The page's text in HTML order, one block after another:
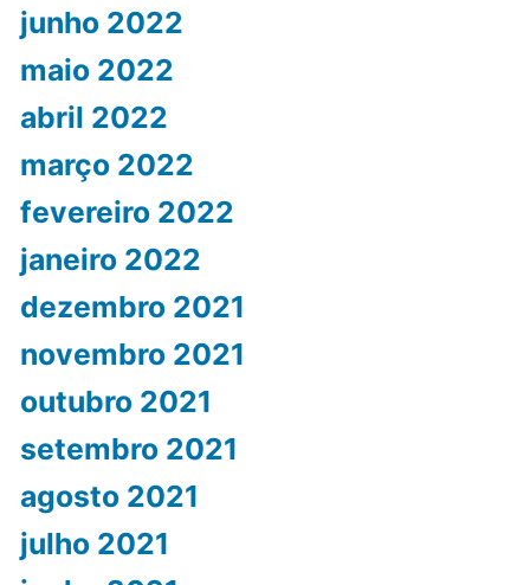
junho 2022
maio 2022
abril 2022
março 2022
fevereiro 2022
janeiro 2022
dezembro 2021
novembro 2021
outubro 2021
setembro 2021
agosto 2021
julho 2021